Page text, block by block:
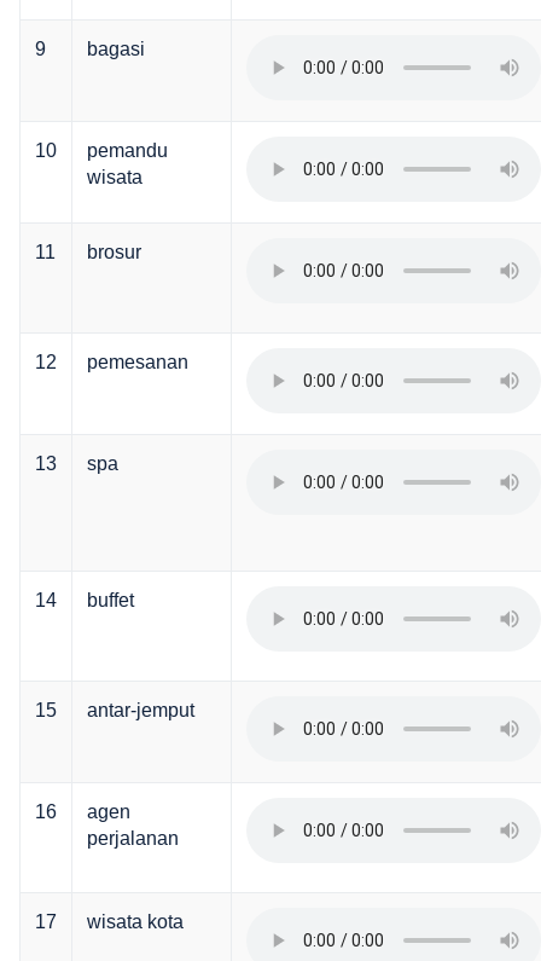
9 bagasi
10
pemandu
wisata
11 brosur
12 pemesanan
13 spa
14 buffet
15 antar-jemput
16
agen
perjalanan
17 wisata kota